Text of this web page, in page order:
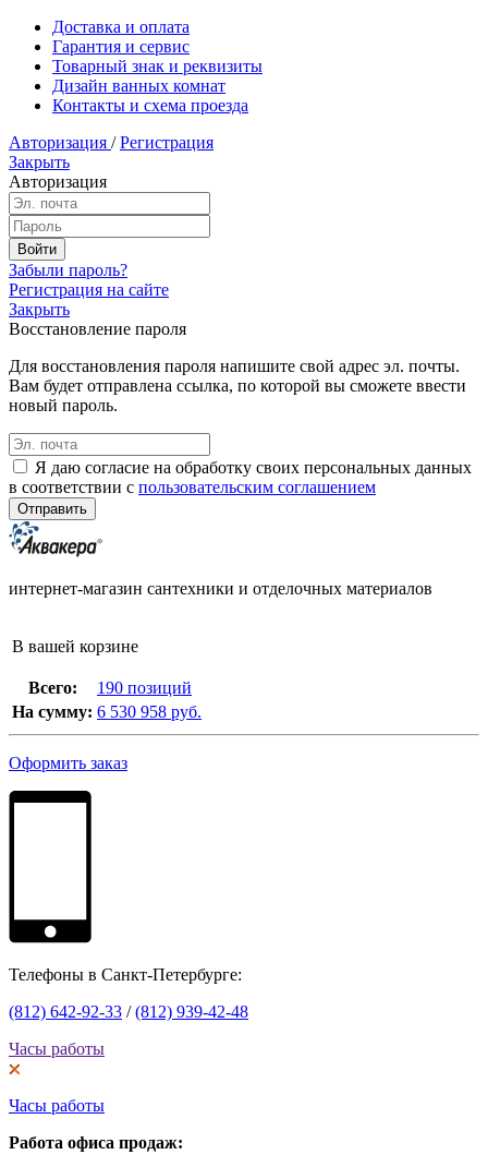
Доставка и оплата
Гарантия и сервис
Товарный знак и реквизиты
Дизайн ванных комнат
Контакты и схема проезда
Авторизация / Регистрация
Закрыть
Авторизация
Забыли пароль?
Регистрация на сайте
Закрыть
Восстановление пароля
Для восстановления пароля напишите свой адрес эл. почты.
Вам будет отправлена ссылка, по которой вы сможете ввести
новый пароль.
Я даю согласие на обработку своих персональных данных
в соответствии с пользовательским соглашением
интернет-магазин сантехники и отделочных материалов
В вашей корзине
Всего:
190 позиций
На сумму: 6 530 958 руб.
Оформить заказ
Телефоны в Санкт-Петербурге:
(812) 642-92-33 /(812) 939-42-48
Часы работы
Часы работы
Работа офиса продаж: